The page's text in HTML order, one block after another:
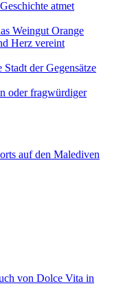
atmet
Weingut Orange
Herz vereint
der Gegensätze
oder fragwürdiger
auf den Malediven
von Dolce Vita in